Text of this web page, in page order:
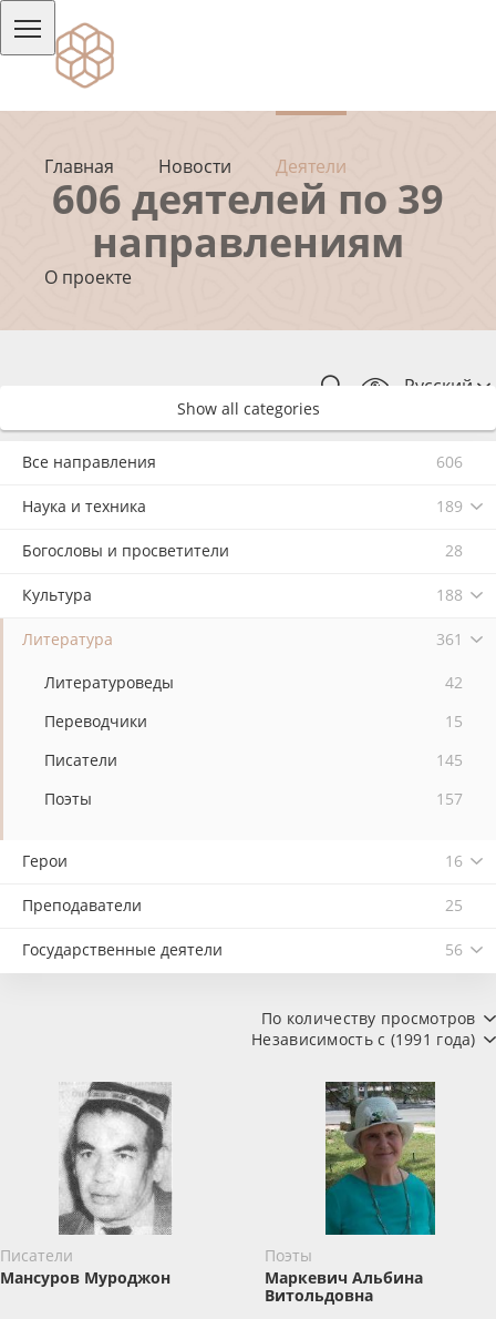
Главная Новости Деятели
О проекте
Русский
606 деятелей по 39
направлениям
Show all categories
Все направления 606
Наука и техника 189
Богословы и просветители 28
Культура 188
Литература 361
Литературоведы
42
Переводчики
15
Писатели
145
Поэты
157
Герои 16
Преподаватели 25
Государственные деятели 56
По количеству просмотров
Независимость с (1991 года)
Писатели
Мансуров Муроджон
Поэты
Маркевич Альбина
Витольдовна